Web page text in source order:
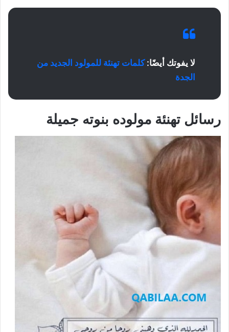
لا يفوتك أيضًا:كلمات تهنئة للمولود الجديد من
الجدة
رسائل تهنئة مولوده بنوته جميلة